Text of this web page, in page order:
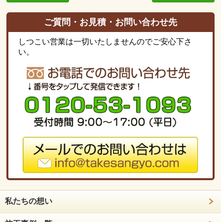
ご質問・お見積・お問い合わせ先
しつこい営業は一切いたしませんのでご安心下さ
い。
私たちの想い